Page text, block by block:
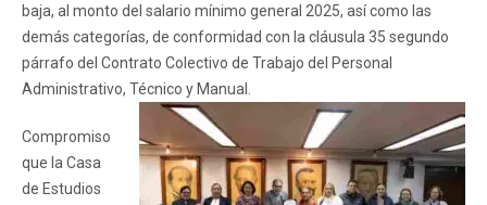
baja, al monto del salario mínimo general 2025, así como las
demás categorías, de conformidad con la cláusula 35 segundo
párrafo del Contrato Colectivo de Trabajo del Personal
Administrativo, Técnico y Manual.
Compromiso
que la Casa
de Estudios